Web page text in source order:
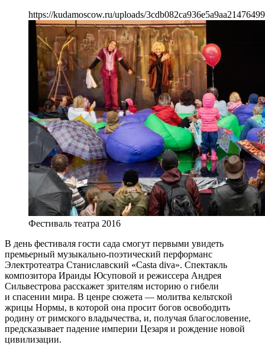
https://kudamoscow.ru/uploads/
Фестиваль театра 2016
В день фестиваля гости сада смогут первыми увидеть
премьерный музыкально-поэтический перформанс
Электротеатра Станиславский «Casta diva». Спектакль
композитора Ираиды Юсуповой и режиссера Андрея
Сильвестрова расскажет зрителям историю о гибели
и спасении мира. В ценре сюжета — молитва кельтской
жрицы Нормы, в которой она просит богов освободить
родину от римского владычества, и, получая благословение,
предсказывает падение империи Цезаря и рождение новой
цивилизации.